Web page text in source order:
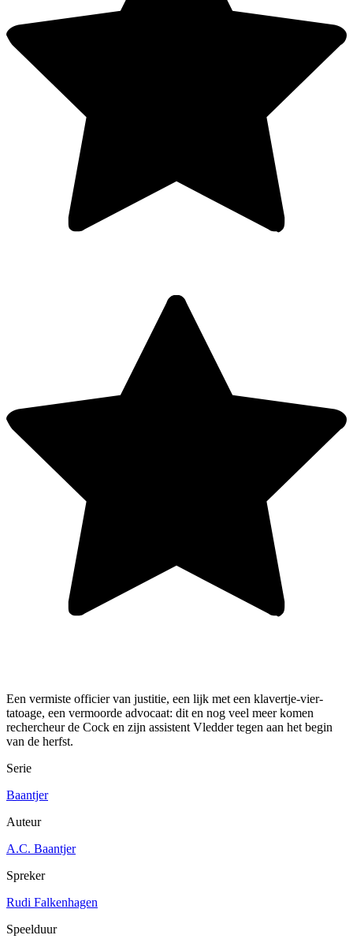
Een vermiste officier van justitie, een lijk met een klavertje-vier-
tatoage, een vermoorde advocaat: dit en nog veel meer komen
rechercheur de Cock en zijn assistent Vledder tegen aan het begin
van de herfst.
Serie
Baantjer
Auteur
A.C. Baantjer
Spreker
Rudi Falkenhagen
Speelduur